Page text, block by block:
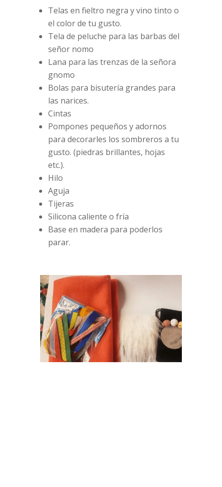
Telas en fieltro negra y vino tinto o
el color de tu gusto.
Tela de peluche para las barbas del
señor nomo
Lana para las trenzas de la señora
gnomo
Bolas para bisutería grandes para
las narices.
Cintas
Pompones pequeños y adornos
para decorarles los sombreros a tu
gusto. (piedras brillantes, hojas
etc.).
Hilo
Aguja
Tijeras
Silicona caliente o fría
Base en madera para poderlos
parar.